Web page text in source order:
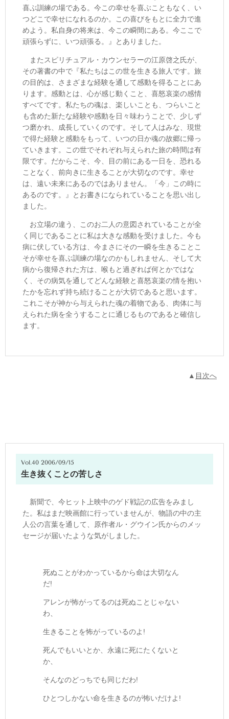
喜ぶ訓練の場である。今この幸せを喜ぶこともなく、い
つどこで幸せになれるのか。この喜びをもとに全力で進
めよう。私自身の将来は、今この瞬間にある。今ここで
頑張らずに、いつ頑張る。』とありました。
またスピリチュアル・カウンセラーの江原啓之氏が、
その著書の中で『私たちはこの世を生きる旅人です。旅
の目的は、さまざまな経験を通して感動を得ることにあ
ります。感動とは、心が感じ動くこと、喜怒哀楽の感情
すべてです。私たちの魂は、楽しいことも、つらいこと
も含めた新たな経験や感動を日々味わうことで、少しず
つ磨かれ、成長していくのです。そして人はみな、現世
で得た経験と感動をもって、いつの日か魂の故郷に帰っ
ていきます。この世でそれぞれ与えられた旅の時間は有
限です。だからこそ、今、目の前にある一日を、恐れる
ことなく、前向きに生きることが大切なのです。幸せ
は、遠い未来にあるのではありません。「今」この時に
あるのです。』とお書きになられていることを思い出し
ました。
お立場の違う、このお二人の意図されていることが全
く同じであることに私は大きな感動を受けました。今も
病に伏している方は、今まさにその一瞬を生きることこ
そが幸せを喜ぶ訓練の場なのかもしれません、そして大
病から復帰された方は、喉もと過ぎれば何とかではな
く、その病気を通してどんな経験と喜怒哀楽の情を抱い
たかを忘れず持ち続けることが大切であると思います。
これこそが神から与えられた魂の着物である、肉体に与
えられた病を全うすることに通じるものであると確信し
ます。
▲ 目次へ
Vol.40 2006/09/15
生き抜くことの苦しさ
新聞で、今ヒット上映中のゲド戦記の広告をみまし
た。私はまだ映画館に行っていませんが、物語の中の主
人公の言葉を通して、原作者ル・グウイン氏からのメッ
セージが届いたような気がしました。
死ぬことがわかっているから命は大切なん
だ!
アレンが怖がってるのは死ぬことじゃない
わ、
生きることを怖がっているのよ!
死んでもいいとか、永遠に死にたくないと
か、
そんなのどっちでも同じだわ!
ひとつしかない命を生きるのが怖いだけよ!